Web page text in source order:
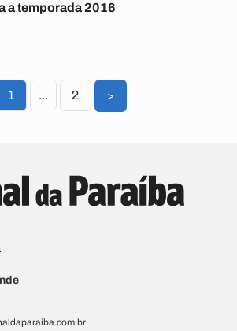
a temporada 2016
1 ... 2 >